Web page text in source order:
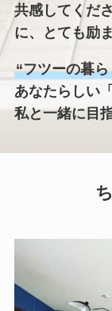
共感してくだ
に、とても励
“フツーの暮
あなたらしい
私と一緒に目